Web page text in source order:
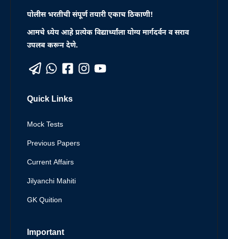
पोलीस भरतीची संपूर्ण तयारी एकाच ठिकाणी!
आमचे ध्येय आहे प्रत्येक विद्यार्थ्यांला योग्य मार्गदर्वन व सराव
उपलब करून देणे.
Quick Links
Mock Tests
Previous Papers
Current Affairs
Jilyanchi Mahiti
GK Quition
Important